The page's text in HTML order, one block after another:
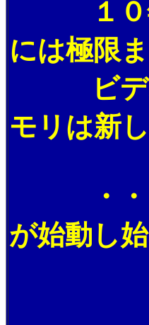
１０年
には極限
ビデオ
モリは新
・・・
が始動し